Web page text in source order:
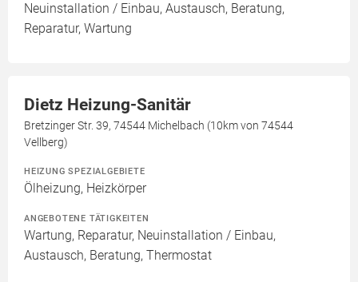
Neuinstallation / Einbau, Austausch, Beratung,
Reparatur, Wartung
Dietz Heizung-Sanitär
Bretzinger Str. 39, 74544 Michelbach (10km von 74544
Vellberg)
HEIZUNG SPEZIALGEBIETE
Ölheizung, Heizkörper
ANGEBOTENE TÄTIGKEITEN
Wartung, Reparatur, Neuinstallation / Einbau,
Austausch, Beratung, Thermostat